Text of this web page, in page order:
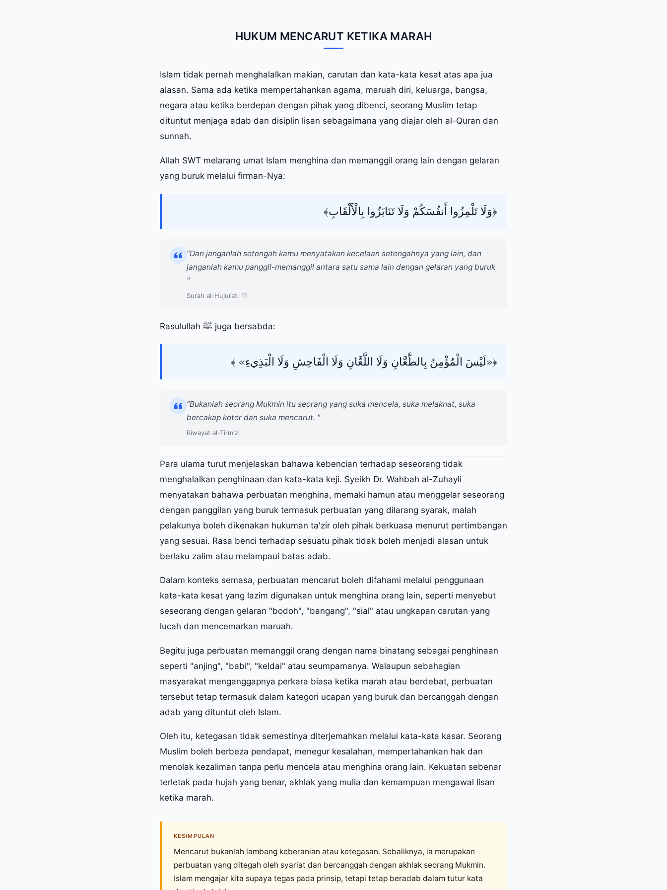
HUKUM MENCARUT KETIKA MARAH
Islam tidak pernah menghalalkan makian, carutan dan kata-kata kesat atas apa jua
alasan. Sama ada ketika mempertahankan agama, maruah diri, keluarga, bangsa,
negara atau ketika berdepan dengan pihak yang dibenci, seorang Muslim tetap
dituntut menjaga adab dan disiplin lisan sebagaimana yang diajar oleh al-Quran dan
sunnah.
Allah SWT melarang umat Islam menghina dan memanggil orang lain dengan gelaran
yang buruk melalui firman-Nya:
﴿وَلَا تَلْمِزُوا أَنفُسَكُمْ وَلَا تَنَابَزُوا بِالْأَلْقَابِ﴾
“Dan janganlah setengah kamu menyatakan kecelaan setengahnya yang lain, dan
janganlah kamu panggil-memanggil antara satu sama lain dengan gelaran yang buruk
"
Surah al-Hujurat: 11
Rasulullah ﷺ juga bersabda:
﴿«لَيْسَ الْمُؤْمِنُ بِالطَّعَّانِ وَلَا اللَّعَّانِ وَلَا الْفَاحِشِ وَلَا الْبَذِيءِ» ﴾
“Bukanlah seorang Mukmin itu seorang yang suka mencela, suka melaknat, suka
bercakap kotor dan suka mencarut. "
Riwayat al-Tirmizi
Para ulama turut menjelaskan bahawa kebencian terhadap seseorang tidak
menghalalkan penghinaan dan kata-kata keji. Syeikh Dr. Wahbah al-Zuhayli
menyatakan bahawa perbuatan menghina, memaki hamun atau menggelar seseorang
dengan panggilan yang buruk termasuk perbuatan yang dilarang syarak, malah
pelakunya boleh dikenakan hukuman ta'zir oleh pihak berkuasa menurut pertimbangan
yang sesuai. Rasa benci terhadap sesuatu pihak tidak boleh menjadi alasan untuk
berlaku zalim atau melampaui batas adab.
Dalam konteks semasa, perbuatan mencarut boleh difahami melalui penggunaan
kata-kata kesat yang lazim digunakan untuk menghina orang lain, seperti menyebut
seseorang dengan gelaran "bodoh", "bangang", "sial" atau ungkapan carutan yang
lucah dan mencemarkan maruah.
Begitu juga perbuatan memanggil orang dengan nama binatang sebagai penghinaan
seperti "anjing", "babi", "keldai" atau seumpamanya. Walaupun sebahagian
masyarakat menganggapnya perkara biasa ketika marah atau berdebat, perbuatan
tersebut tetap termasuk dalam kategori ucapan yang buruk dan bercanggah dengan
adab yang dituntut oleh Islam.
Oleh itu, ketegasan tidak semestinya diterjemahkan melalui kata-kata kasar. Seorang
Muslim boleh berbeza pendapat, menegur kesalahan, mempertahankan hak dan
menolak kezaliman tanpa perlu mencela atau menghina orang lain. Kekuatan sebenar
terletak pada hujah yang benar, akhlak yang mulia dan kemampuan mengawal lisan
ketika marah.
KESIMPULAN
Mencarut bukanlah lambang keberanian atau ketegasan. Sebaliknya, ia merupakan
perbuatan yang ditegah oleh syariat dan bercanggah dengan akhlak seorang Mukmin.
Islam mengajar kita supaya tegas pada prinsip, tetapi tetap beradab dalam tutur kata